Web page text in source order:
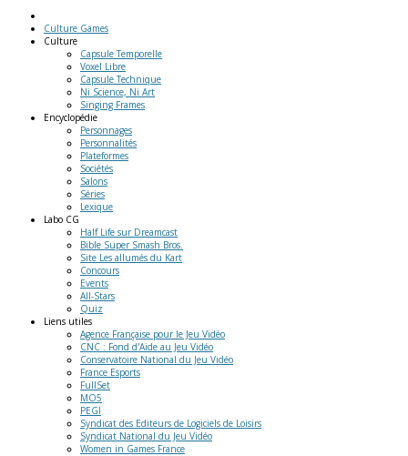
Culture Games
Culture
Capsule Temporelle
Voxel Libre
Capsule Technique
Ni Science, Ni Art
Singing Frames
Encyclopédie
Personnages
Personnalités
Plateformes
Sociétés
Salons
Séries
Lexique
Labo CG
Half Life sur Dreamcast
Bible Super Smash Bros.
Site Les allumés du Kart
Concours
Events
All-Stars
Quiz
Liens utiles
Agence Française pour le Jeu Vidéo
CNC : Fond d'Aide au Jeu Vidéo
Conservatoire National du Jeu Vidéo
France Esports
FullSet
MO5
PEGI
Syndicat des Editeurs de Logiciels de Loisirs
Syndicat National du Jeu Vidéo
Women in Games France